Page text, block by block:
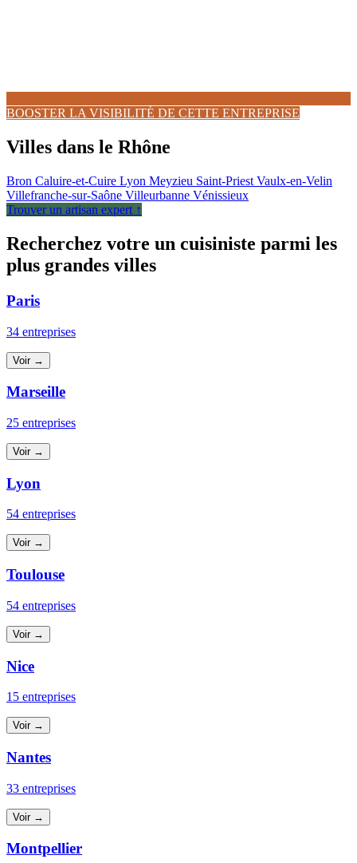
BOOSTER LA VISIBILITÉ DE CETTE ENTREPRISE
Villes dans le Rhône
Bron Caluire-et-Cuire Lyon Meyzieu Saint-Priest Vaulx-en-Velin
Villefranche-sur-Saône Villeurbanne Vénissieux
Trouver un artisan expert ↑
Recherchez votre un cuisiniste parmi les
plus grandes villes
Paris
34 entreprises
Voir →
Marseille
25 entreprises
Voir →
Lyon
54 entreprises
Voir →
Toulouse
54 entreprises
Voir →
Nice
15 entreprises
Voir →
Nantes
33 entreprises
Voir →
Montpellier